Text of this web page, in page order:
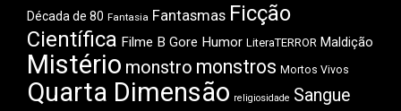
Década de 80 Fantasia Fantasmas Ficção
Científica Filme B Gore Humor LiteraTERROR Maldição
Mistério monstro monstros Mortos Vivos
Quarta Dimensão religiosidade Sangue